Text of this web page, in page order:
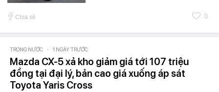
Chia sẻ 0
TRONG NƯỚC - 1 NGÀY TRƯỚC
Mazda CX-5 xả kho giảm giá tới 107 triệu
đồng tại đại lý, bản cao giá xuống áp sát
Toyota Yaris Cross